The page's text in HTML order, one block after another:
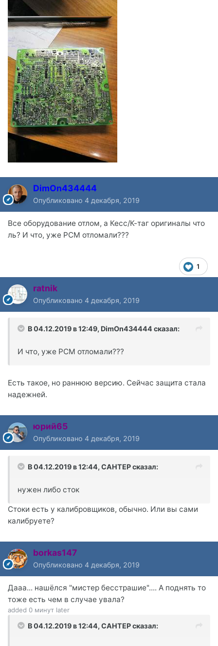
DimOn434444
Опубликовано 4 декабря, 2019
Все оборудование отлом, а Кесс/К-таг оригиналы что
ль? И что, уже РСМ отломали???
1
ratnik
Опубликовано 4 декабря, 2019
В 04.12.2019 в 12:49, DimOn434444 сказал:
И что, уже РСМ отломали???
Есть такое, но раннюю версию. Сейчас защита стала
надежней.
юрий65
Опубликовано 4 декабря, 2019
В 04.12.2019 в 12:44, CAHTEPсказал:
нужен либо сток
Стоки есть у калибровщиков, обычно. Или вы сами
калибруете?
borkas147
Опубликовано 4 декабря, 2019
Дааа... нашёлся "мистер бесстрашие".... А поднять то
тоже есть чем в случае увала?
added 0 минут later
В 04.12.2019 в 12:44, CAHTEPсказал: